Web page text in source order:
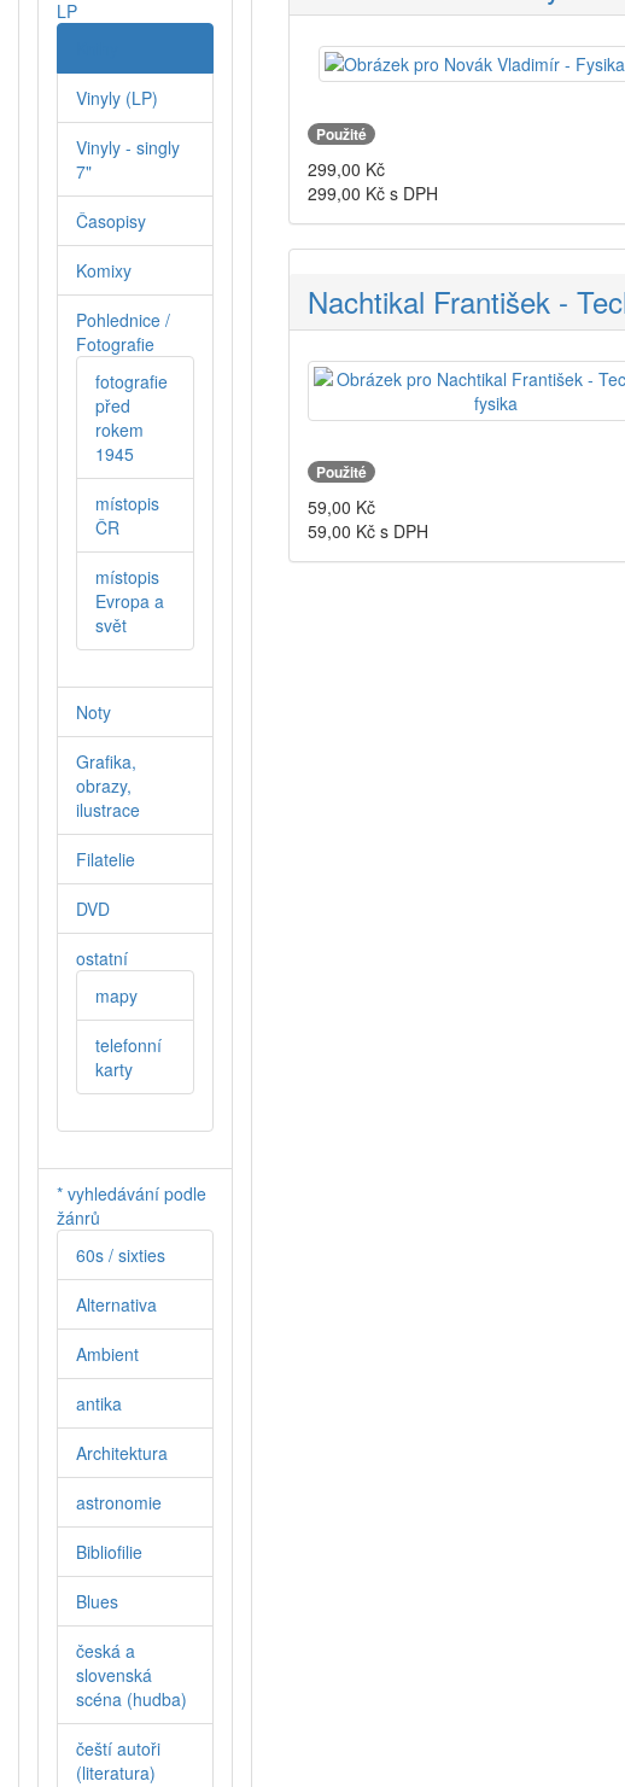
Použité
299,00 Kč
299,00 Kč s DPH
Nachtikal František -
Použité
59,00 Kč
59,00 Kč s DPH
LP
Vinyly (LP)
Vinyly - singly
7"
Časopisy
Komixy
Pohlednice /
Fotografie
fotografie
před
rokem
1945
místopis
ČR
místopis
Evropa a
svět
Noty
Grafika,
obrazy,
ilustrace
Filatelie
DVD
ostatní
mapy
telefonní
karty
* vyhledávání podle
žánrů
60s / sixties
Alternativa
Ambient
antika
Architektura
astronomie
Bibliofilie
Blues
česká a
slovenská
scéna (hudba)
čeští autoři
(literatura)